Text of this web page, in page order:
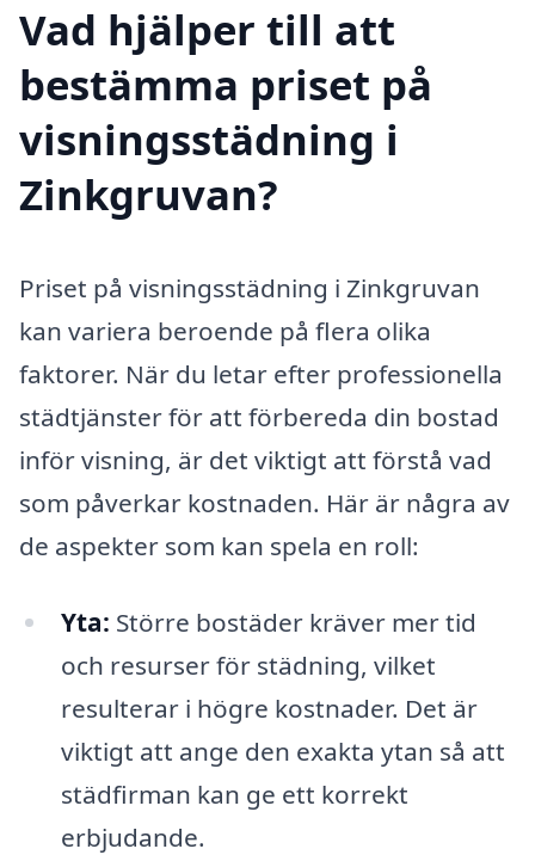
Vad hjälper till att
bestämma priset på
visningsstädning i
Zinkgruvan?
Priset på visningsstädning i Zinkgruvan
kan variera beroende på flera olika
faktorer. När du letar efter professionella
städtjänster för att förbereda din bostad
inför visning, är det viktigt att förstå vad
som påverkar kostnaden. Här är några av
de aspekter som kan spela en roll:
Yta: Större bostäder kräver mer tid
och resurser för städning, vilket
resulterar i högre kostnader. Det är
viktigt att ange den exakta ytan så att
städfirman kan ge ett korrekt
erbjudande.